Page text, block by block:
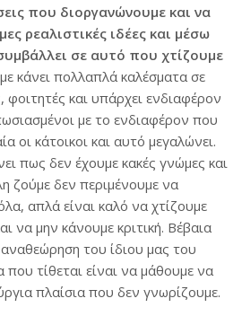
που διοργανώνουμε και να
ρεαλιστικές ιδέες και μέσω
σε αυτό που χτίζουμε
κάνει πολλαπλά καλέσματα σε
φοιτητές και υπάρχει ενδιαφέρον
με το ενδιαφέρον που
οι κάτοικοι και αυτό μεγαλώνει.
πως δεν έχουμε κακές γνώμες και
ζούμε δεν περιμένουμε να
απλά είναι καλό να χτίζουμε
να μην κάνουμε κριτική. Βέβαια
του ίδιου μας του
που τίθεται είναι να μάθουμε να
πλαίσια που δεν γνωρίζουμε.